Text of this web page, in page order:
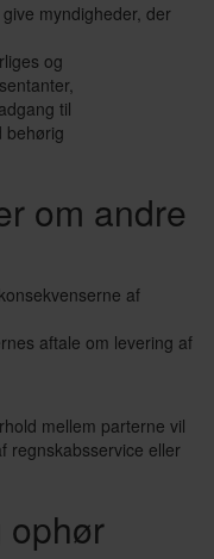
myndigheder, der
og
til
behørig
om andre
af
aftale om levering af
mellem parterne vil
regnskabsservice eller